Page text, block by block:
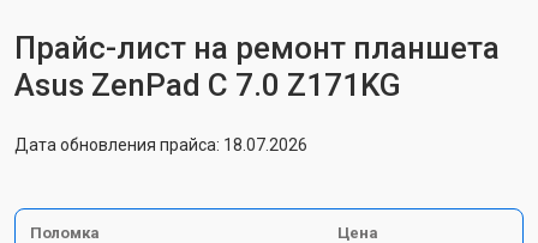
Прайс-лист на ремонт планшета
Asus ZenPad C 7.0 Z171KG
Дата обновления прайса: 18.07.2026
Поломка Цена